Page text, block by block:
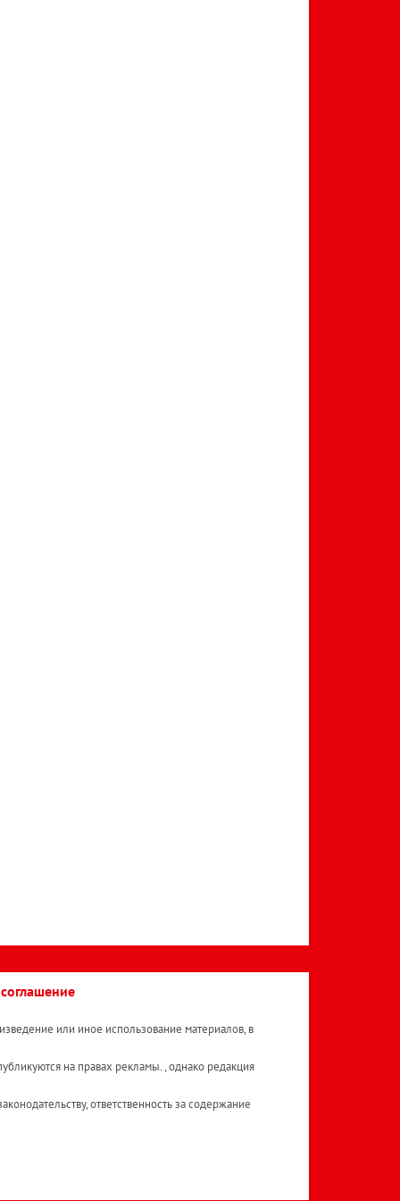
или иное использование материалов, в
на правах рекламы. , однако редакция
ответственность за содержание